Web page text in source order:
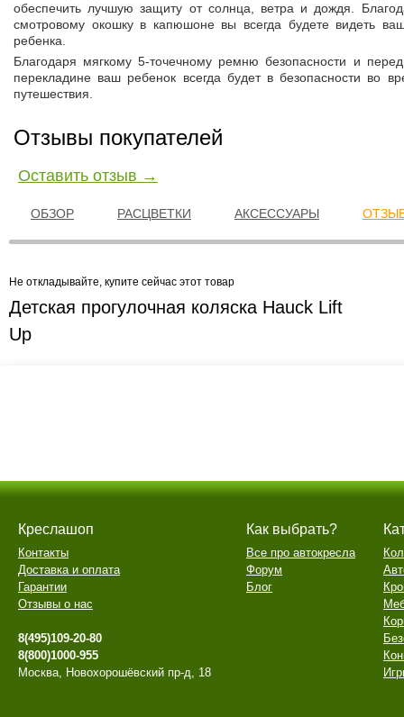
обеспечить лучшую защиту от солнца, ветра и дождя.
смотровому окошку в капюшоне вы всегда будете видеть
ребенка.
Благодаря мягкому 5-точечному ремню безопасности и
перекладине ваш ребенок всегда будет в безопасности во
путешествия.
Отзывы покупателей
Оставить отзыв →
ОБЗОР РАСЦВЕТКИ АКСЕССУАРЫ
Не откладывайте, купите сейчас этот товар
Детская прогулочная коляска Hauck Lift
Up
Креслашоп
Контакты
Доставка и оплата
Гарантии
Отзывы о нас
8(495)109-20-80
8(800)1000-955
Москва, Новохорошёвский пр-д, 18
Как выбрать?
Все про автокресла
Форум
Блог